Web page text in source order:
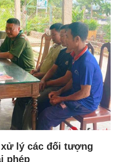
lý các đối tượng
phép